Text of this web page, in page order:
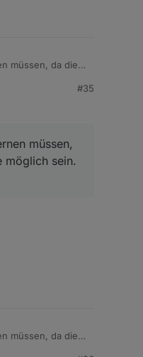
müssen, da die
#35
müssen,
möglich sein.
müssen, da die